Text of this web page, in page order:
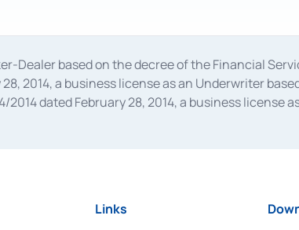
Dealer based on the decree of the Financial
2014, a business license as an Underwriter
2014 dated February 28, 2014, a business
Services Authority Number S-67/PM.21/
was issued in 2018.
Links